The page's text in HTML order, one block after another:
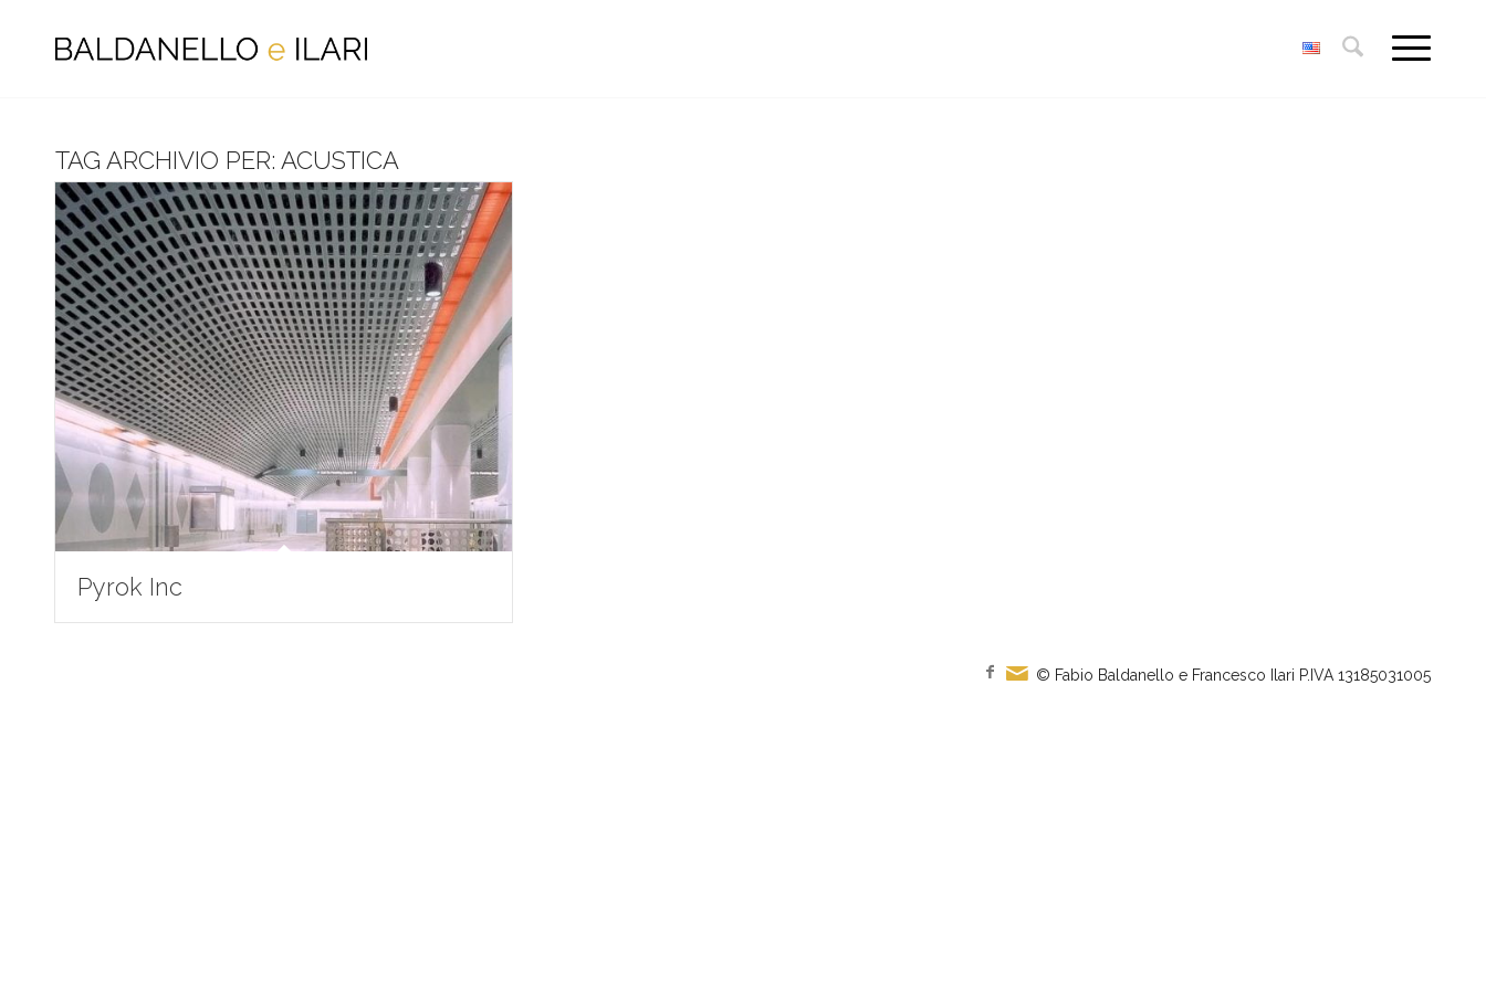
TAG ARCHIVIO PER: ACUSTICA
Pyrok Inc
© Fabio Baldanello e Francesco Ilari P.IVA 13185031005